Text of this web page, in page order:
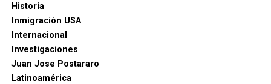
Historia
Inmigración USA
Internacional
Investigaciones
Juan Jose Postararo
Latinoamérica